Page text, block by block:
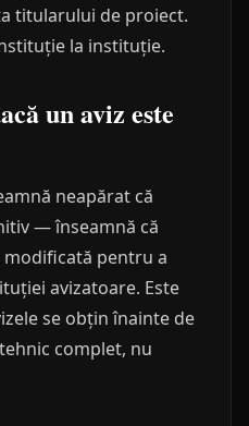
titularului de proiect.
la instituție.
un aviz este
neapărat că
— înseamnă că
pentru a
avizatoare. Este
se obțin înainte de
complet, nu